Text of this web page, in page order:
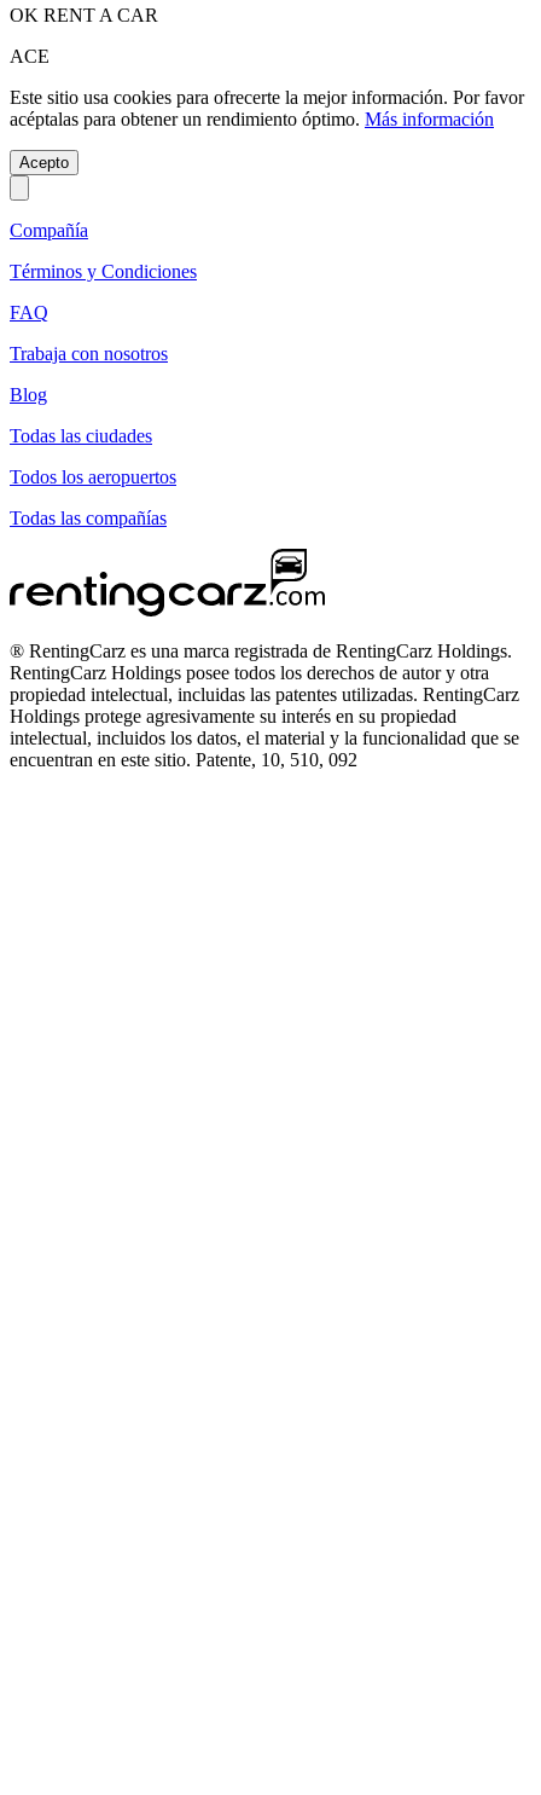
OK RENT A CAR
ACE
Este sitio usa cookies para ofrecerte la mejor información. Por favor
acéptalas para obtener un rendimiento óptimo. Más información
Acepto
Compañía
Términos y Condiciones
FAQ
Trabaja con nosotros
Blog
Todas las ciudades
Todos los aeropuertos
Todas las compañías
® RentingCarz es una marca registrada de RentingCarz Holdings.
RentingCarz Holdings posee todos los derechos de autor y otra
propiedad intelectual, incluidas las patentes utilizadas. RentingCarz
Holdings protege agresivamente su interés en su propiedad
intelectual, incluidos los datos, el material y la funcionalidad que se
encuentran en este sitio. Patente, 10, 510, 092